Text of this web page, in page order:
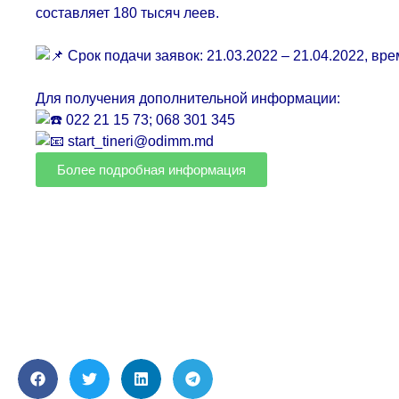
составляет 180 тысяч леев.
Срок подачи заявок: 21.03.2022 – 21.04.2022,
Для получения дополнительной информации:
022 21 15 73; 068 301 345
start_tineri@odimm.md
Более подробная информация